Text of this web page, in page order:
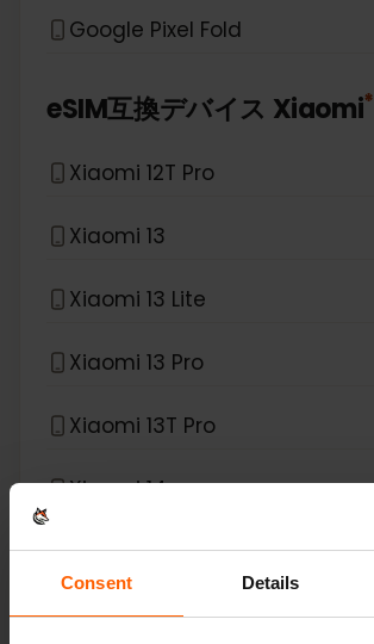
Consent Details
Google Pixel Fold
eSIM互換デバイス Xiaomi*
Xiaomi 12T Pro
Xiaomi 13
Xiaomi 13 Lite
Xiaomi 13 Pro
Xiaomi 13T Pro
Xiaomi 14
Xiaomi 14 Pro
Xiaomi 14T